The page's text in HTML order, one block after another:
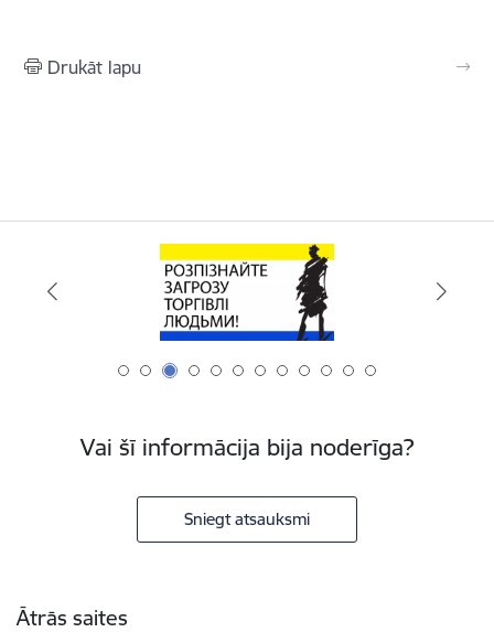
Drukāt lapu
Vai šī informācija bija noderīga?
Sniegt atsauksmi
Ātrās saites